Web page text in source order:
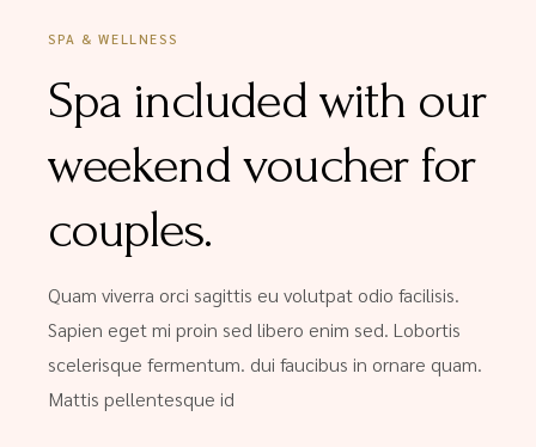
SPA & WELLNESS
Spa included with our
weekend voucher for
couples.
Quam viverra orci sagittis eu volutpat odio facilisis.
Sapien eget mi proin sed libero enim sed. Lobortis
scelerisque fermentum. dui faucibus in ornare quam.
Mattis pellentesque id